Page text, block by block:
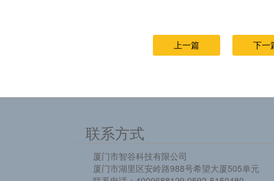
上一篇 下一
联系方式
厦门市智谷科技有限公司
厦门市湖里区安岭路988号希望大厦505单元